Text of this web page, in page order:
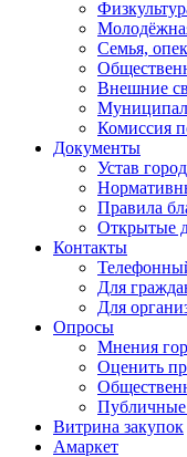
Семья,
Внешние
Комиссия
Документы
Устав
Правила
Открытые
Контакты
Для
Для
Опросы
Мнения
Оценить
Витрина закупок
Амаркет